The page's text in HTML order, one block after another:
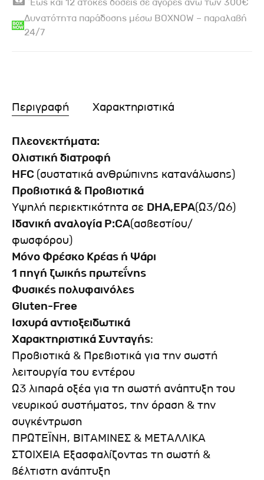
Δυνατότητα παράδοσης μέσω BOXNOW – παραλαβή
24/7
Περιγραφή Χαρακτηριστικά
Πλεονεκτήματα:
Ολιστική διατροφή
HFC (συστατικά ανθρώπινης κατανάλωσης)
Προβιοτικά & Προβιοτικά
Υψηλή περιεκτικότητα σε DHA,EPA(Ω3/Ω6)
Ιδανική αναλογία P:CA(ασβεστίου/
φωσφόρου)
Μόνο Φρέσκο Κρέας ή Ψάρι
1 πηγή ζωικής πρωτεΐνης
Φυσικές πολυφαινόλες
Gluten-Free
Ισχυρά αντιοξειδωτικά
Χαρακτηριστικά Συνταγής:
Προβιοτικά & Πρεβιοτικά για την σωστή
λειτουργία του εντέρου
Ω3 λιπαρά οξέα για τη σωστή ανάπτυξη του
νευρικού συστήματος, την όραση & την
συγκέντρωση
ΠΡΩΤΕΪΝΗ, ΒΙΤΑΜΙΝΕΣ & ΜΕΤΑΛΛΙΚΑ
ΣΤΟΙΧΕΙΑ Εξασφαλίζοντας τη σωστή &
βέλτιστη ανάπτυξη